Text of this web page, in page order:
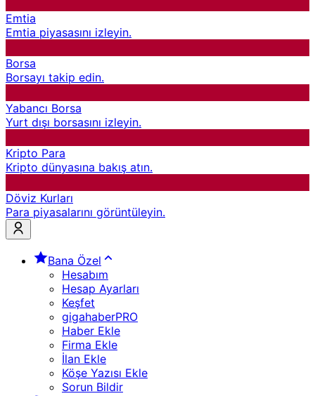
Emtia
Emtia piyasasını izleyin.
Borsa
Borsayı takip edin.
Yabancı Borsa
Yurt dışı borsasını izleyin.
Kripto Para
Kripto dünyasına bakış atın.
Döviz Kurları
Para piyasalarını görüntüleyin.
Bana Özel
Hesabım
Hesap Ayarları
Keşfet
gigahaberPRO
Haber Ekle
Firma Ekle
İlan Ekle
Köşe Yazısı Ekle
Sorun Bildir